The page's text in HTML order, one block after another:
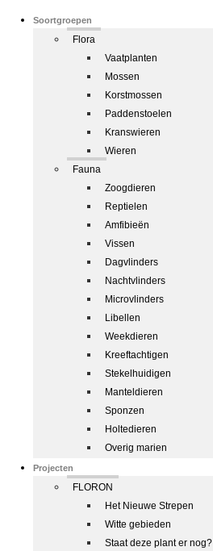
Soortgroepen
Flora
Vaatplanten
Mossen
Korstmossen
Paddenstoelen
Kranswieren
Wieren
Fauna
Zoogdieren
Reptielen
Amfibieën
Vissen
Dagvlinders
Nachtvlinders
Microvlinders
Libellen
Weekdieren
Kreeftachtigen
Stekelhuidigen
Manteldieren
Sponzen
Holtedieren
Overig marien
Projecten
FLORON
Het Nieuwe Strepen
Witte gebieden
Staat deze plant er nog?